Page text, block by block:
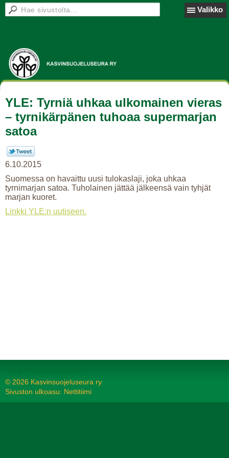
Valikko
YLE: Tyrniä uhkaa ulkomainen vieras
– tyrnikärpänen tuhoaa supermarjan
satoa
6.10.2015
Suomessa on havaittu uusi tulokaslaji, joka uhkaa
tyrnimarjan satoa. Tuholainen jättää jälkeensä vain tyhjät
marjan kuoret.
Linkki YLE:n uutiseen.
© 2026 Kasvinsuojeluseura ry
Sivuston ulkoasu: Nettitiimi